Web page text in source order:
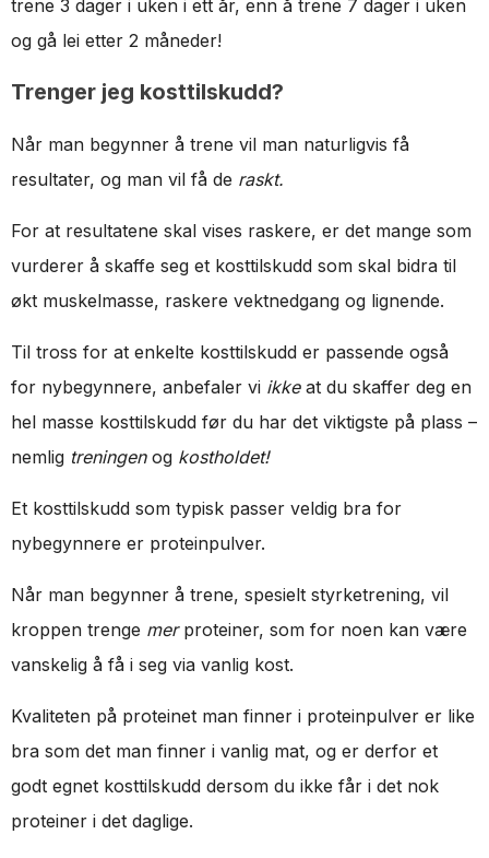
trene 3 dager i uken i ett år, enn å trene 7 dager i uken
og gå lei etter 2 måneder!
Trenger jeg kosttilskudd?
Når man begynner å trene vil man naturligvis få
resultater, og man vil få de raskt.
For at resultatene skal vises raskere, er det mange som
vurderer å skaffe seg et kosttilskudd som skal bidra til
økt muskelmasse, raskere vektnedgang og lignende.
Til tross for at enkelte kosttilskudd er passende også
for nybegynnere, anbefaler vi ikke at du skaffer deg en
hel masse kosttilskudd før du har det viktigste på plass –
nemlig treningen og kostholdet!
Et kosttilskudd som typisk passer veldig bra for
nybegynnere er proteinpulver.
Når man begynner å trene, spesielt styrketrening, vil
kroppen trenge mer proteiner, som for noen kan være
vanskelig å få i seg via vanlig kost.
Kvaliteten på proteinet man finner i proteinpulver er like
bra som det man finner i vanlig mat, og er derfor et
godt egnet kosttilskudd dersom du ikke får i det nok
proteiner i det daglige.